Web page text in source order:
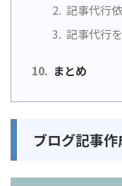
記事代行
記事代行
まとめ
ブログ記事